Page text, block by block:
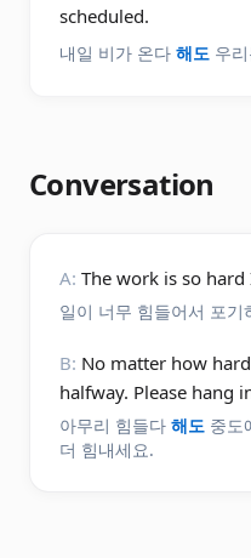
scheduled.
내일 비가 온다 해도 우
Conversation
A: The work is so
일이 너무 힘들어서 포기
B: No matter how
halfway. Please hang
아무리 힘들다 해도 중도
더 힘내세요.